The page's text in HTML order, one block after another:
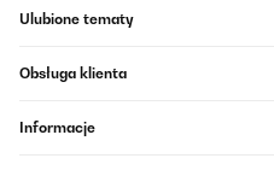
Ulubione tematy
Obsługa klienta
Informacje